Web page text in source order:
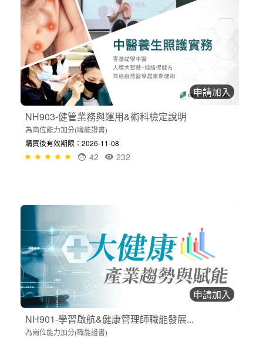
申請加入
NH903-健管業務與運用&術科檢定說明
為崗位能力加分(職能證書)
購買後有效期限：2026-11-08
232
42
申請加入
NH901-學習啟航&健康管理師職能發展...
為崗位能力加分(職能證書)